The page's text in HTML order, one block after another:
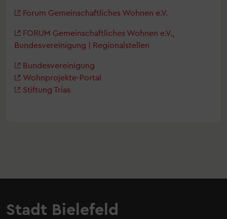
Forum Gemeinschaftliches Wohnen e.V.
FORUM Gemeinschaftliches Wohnen e.V.,
Bundesvereinigung | Regionalstellen
Bundesvereinigung
Wohnprojekte-Portal
Stiftung Trias
Stadt Bielefeld